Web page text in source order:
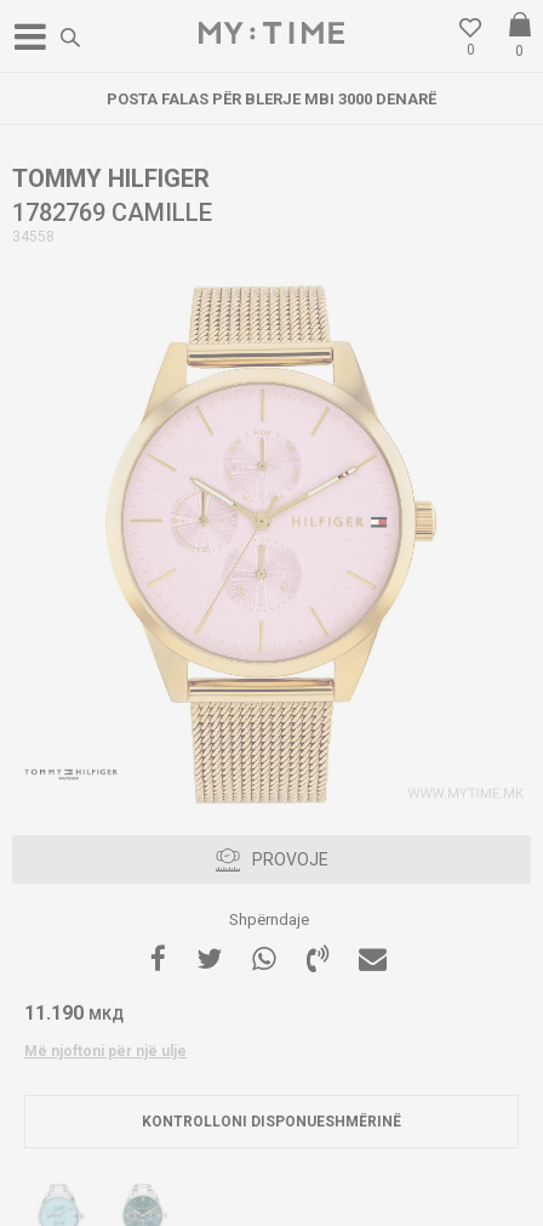
0
0
POSTA FALAS PËR BLERJE MBI 3000 DENARË
TOMMY HILFIGER
1782769 CAMILLE
34558
PROVOJE
Shpërndaje
11.190 МКД
Më njoftoni për një ulje
KONTROLLONI DISPONUESHMËRINË